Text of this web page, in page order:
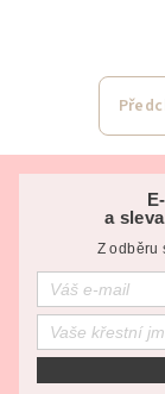
a
Z odběru